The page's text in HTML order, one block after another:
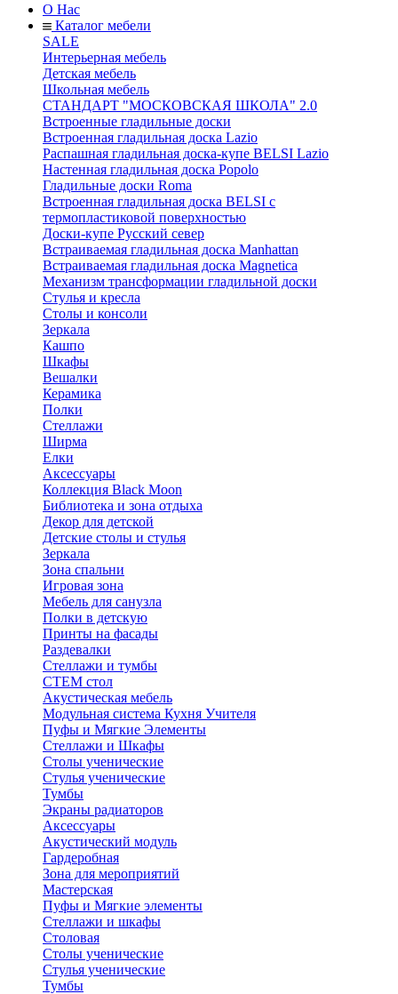
О Нас
Каталог мебели
SALE
Интерьерная мебель
Детская мебель
Школьная мебель
СТАНДАРТ "МОСКОВСКАЯ ШКОЛА" 2.0
Встроенные гладильные доски
Встроенная гладильная доска Lazio
Распашная гладильная доска-купе BELSI Lazio
Настенная гладильная доска Popolo
Гладильные доски Roma
Встроенная гладильная доска BELSI с
термопластиковой поверхностью
Доски-купе Русский север
Встраиваемая гладильная доска Manhattan
Встраиваемая гладильная доска Magnetica
Механизм трансформации гладильной доски
Стyлья и кресла
Столы и консоли
Зеркала
Кашпо
Шкафы
Вешалки
Керамика
Полки
Стеллажи
Ширма
Елки
Аксессуары
Коллекция Black Moon
Библиотека и зона отдыха
Декор для детской
Детские столы и стулья
Зеркала
Зона спальни
Игровая зона
Мебель для санузла
Полки в детскую
Принты на фасады
Раздевалки
Стеллажи и тумбы
СТЕМ стол
Акустическая мебель
Модульная система Кухня Учителя
Пуфы и Мягкие Элементы
Стеллажи и Шкафы
Столы ученические
Стулья ученические
Тумбы
Экраны радиаторов
Аксессуары
Акустический модуль
Гардеробная
Зона для мероприятий
Мастерская
Пуфы и Мягкие элементы
Стеллажи и шкафы
Столовая
Столы ученические
Стулья ученические
Тумбы